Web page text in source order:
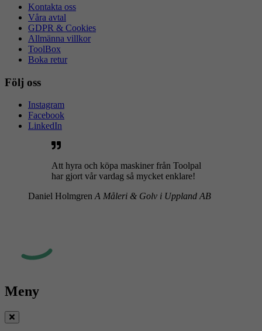
Kontakta oss
Våra avtal
GDPR & Cookies
Allmänna villkor
ToolBox
Boka retur
Följ oss
Instagram
Facebook
LinkedIn
Att hyra och köpa maskiner från Toolpal
har gjort vår vardag så mycket enklare!
Daniel Holmgren A Måleri & Golv i Uppland AB
Meny
Stäng